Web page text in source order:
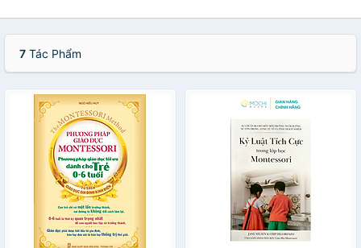
7 Tác Phẩm